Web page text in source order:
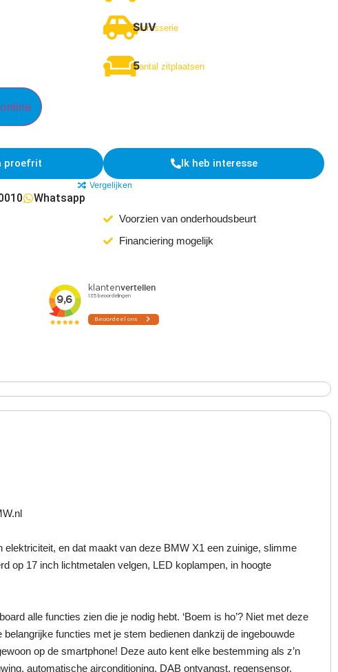
Carrosserie
SUV
Aantal zitplaatsen
5
proefrit Ik heb interesse
Vergelijken
Whatsapp
Voorzien van onderhoudsbeurt
Financiering mogelijk
en dat maakt van deze BMW X1 een zuinige, slimme
op 17 inch lichtmetalen velgen, LED koplampen, in hoogte
alle functies zien die je nodig hebt. ‘Boem is ho’? Niet met deze
functies met je stem bedienen dankzij de ingebouwde
op de smartphone! Deze auto kent elke bestemming als z’n
automatische airconditioning, DAB ontvangst, regensensor,